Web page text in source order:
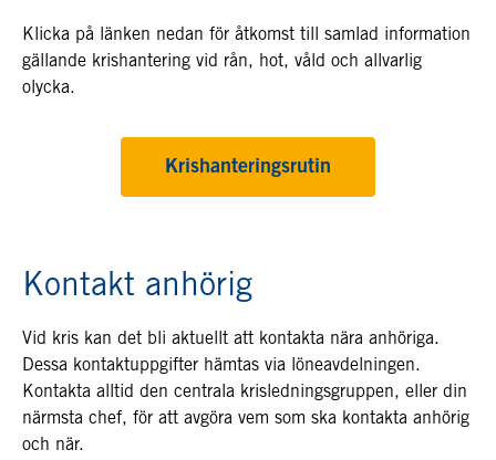
Klicka på länken nedan för åtkomst till samlad information
gällande krishantering vid rån, hot, våld och allvarlig
olycka.
Krishanteringsrutin
Kontakt anhörig
Vid kris kan det bli aktuellt att kontakta nära anhöriga.
Dessa kontaktuppgifter hämtas via löneavdelningen.
Kontakta alltid den centrala krisledningsgruppen, eller din
närmsta chef, för att avgöra vem som ska kontakta anhörig
och när.